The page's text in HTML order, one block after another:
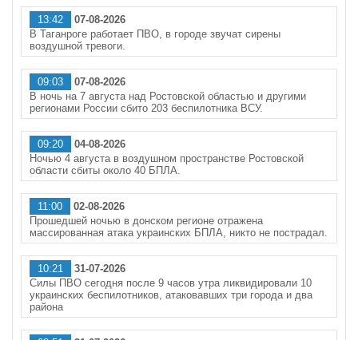
13:42
07-08-2026
В Таганроге работает ПВО, в городе звучат сирены
воздушной тревоги.
09:03
07-08-2026
В ночь на 7 августа над Ростовской областью и другими
регионами России сбито 203 беспилотника ВСУ.
09:20
04-08-2026
Ночью 4 августа в воздушном пространстве Ростовской
области сбиты около 40 БПЛА.
11:00
02-08-2026
Прошедшей ночью в донском регионе отражена
массированная атака украинских БПЛА, никто не пострадал.
10:21
31-07-2026
Силы ПВО сегодня после 9 часов утра ликвидировали 10
украинских беспилотников, атаковавших три города и два
района